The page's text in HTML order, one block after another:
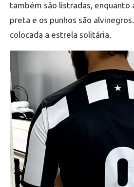
também são listradas, enquanto
preta e os punhos são
colocada a estrela solitária.